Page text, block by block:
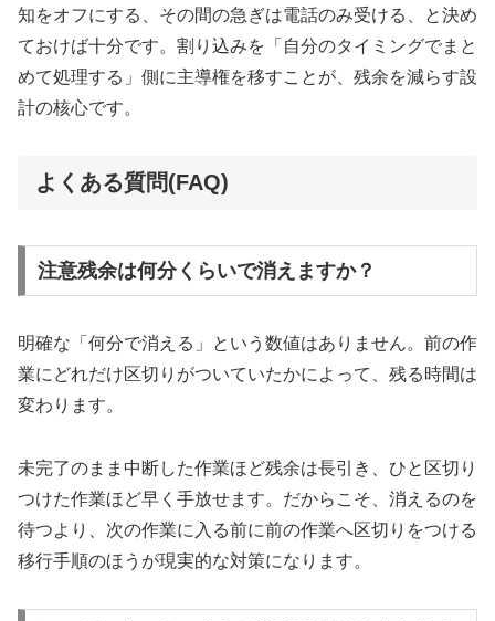
知をオフにする、その間の急ぎは電話のみ受ける、と決め
ておけば十分です。割り込みを「自分のタイミングでまと
めて処理する」側に主導権を移すことが、残余を減らす設
計の核心です。
よくある質問(FAQ)
注意残余は何分くらいで消えますか？
明確な「何分で消える」という数値はありません。前の作
業にどれだけ区切りがついていたかによって、残る時間は
変わります。
未完了のまま中断した作業ほど残余は長引き、ひと区切り
つけた作業ほど早く手放せます。だからこそ、消えるのを
待つより、次の作業に入る前に前の作業へ区切りをつける
移行手順のほうが現実的な対策になります。